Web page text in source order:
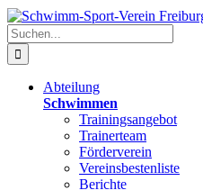
Suche
nach:
Abteilung
Schwimmen
Trainingsangebot
Trainerteam
Förderverein
Vereinsbestenliste
Berichte